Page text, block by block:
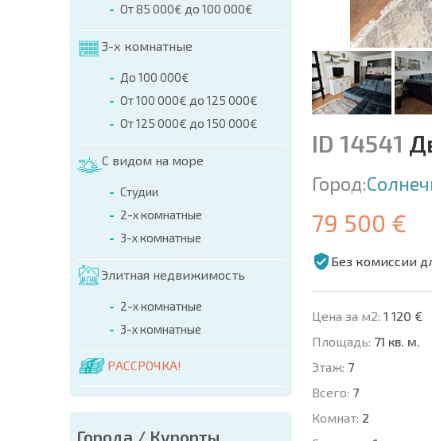
От 85 000€ до 100 000€
3-х комнатные
До 100 000€
От 100 000€ до 125 000€
От 125 000€ до 150 000€
С видом на море
Студии
2-х комнатные
3-х комнатные
Элитная недвижимость
2-х комнатные
3-х комнатные
РАССРОЧКА!
Города / Курорты
ID 14541
Город:
79 500 €
Без комиссии
Цена за м2: 1 120 €
Площадь: 71 кв. м.
Этаж: 7
Всего: 7
Комнат: 2